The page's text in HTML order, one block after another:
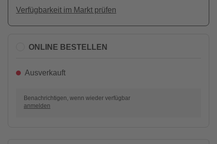
Verfügbarkeit im Markt prüfen
ONLINE BESTELLEN
Ausverkauft
Benachrichtigen, wenn wieder verfügbar
anmelden